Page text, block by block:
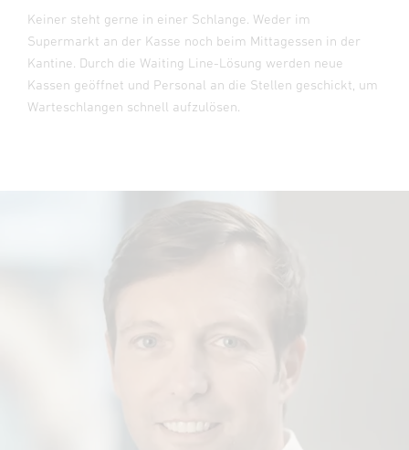
Keiner steht gerne in einer Schlange. Weder im
Supermarkt an der Kasse noch beim Mittagessen in der
Kantine. Durch die Waiting Line-Lösung werden neue
Kassen geöffnet und Personal an die Stellen geschickt, um
Warteschlangen schnell aufzulösen.